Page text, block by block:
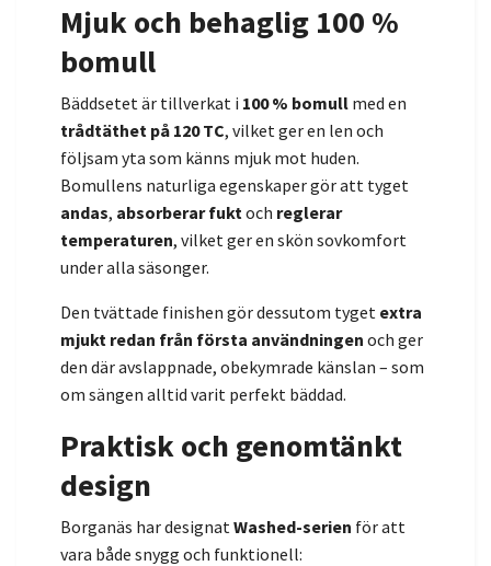
Mjuk och behaglig 100 %
bomull
Bäddsetet är tillverkat i 100 % bomull med en
trådtäthet på 120 TC, vilket ger en len och
följsam yta som känns mjuk mot huden.
Bomullens naturliga egenskaper gör att tyget
andas, absorberar fukt och reglerar
temperaturen, vilket ger en skön sovkomfort
under alla säsonger.
Den tvättade finishen gör dessutom tyget extra
mjukt redan från första användningen och ger
den där avslappnade, obekymrade känslan – som
om sängen alltid varit perfekt bäddad.
Praktisk och genomtänkt
design
Borganäs har designat Washed-serien för att
vara både snygg och funktionell: